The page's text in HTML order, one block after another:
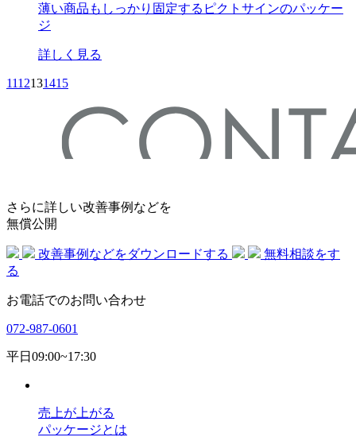
薄い商品もしっかり固定するピクトサインのパッケー
ジ
詳しく見る
1112131415
さらに詳しい改善事例などを
無償公開
改善事例などをダウンロードする
無料相談をす
る
お電話でのお問い合わせ
072-987-0601
平日09:00~17:30
売上が上がる
パッケージとは